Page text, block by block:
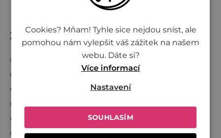
Zákaznický servis
Obchodní podmínky
Podmínky ochrany osobních údajů
Kde nakoupit Živinu
Doprava a platba
Cookies? Mňam! Tyhle sice nejdou sníst, ale
pomohou nám vylepšit váš zážitek na našem
webu. Dáte si?
Více informací
SOUHLASÍM
Nastavení